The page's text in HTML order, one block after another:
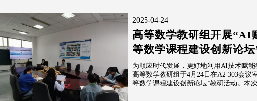
2025-04-24
高等数学教研组开展“AI
等数学课程建设创新论
为顺应时代发展，更好地利用AI技术赋
高等数学教研组于4月24日在A2-303会议
等数学课程建设创新论坛”教研活动。本